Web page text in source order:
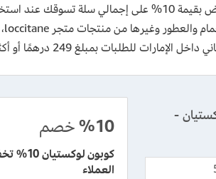
استفيدي من تخفيض بقيمة 10% على إجمالي
للطلبات بمبلغ 249 درهمًا أو أكثر لمختلف المناطق.
%10خصم
كوبون
العملاء
-